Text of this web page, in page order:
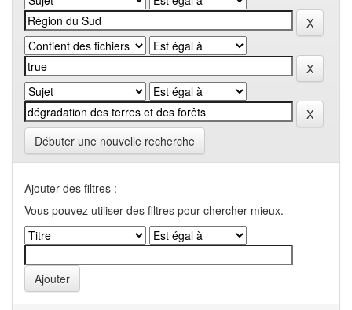
Débuter une nouvelle recherche
Ajouter des filtres :
Vous pouvez utiliser des filtres pour chercher mieux.